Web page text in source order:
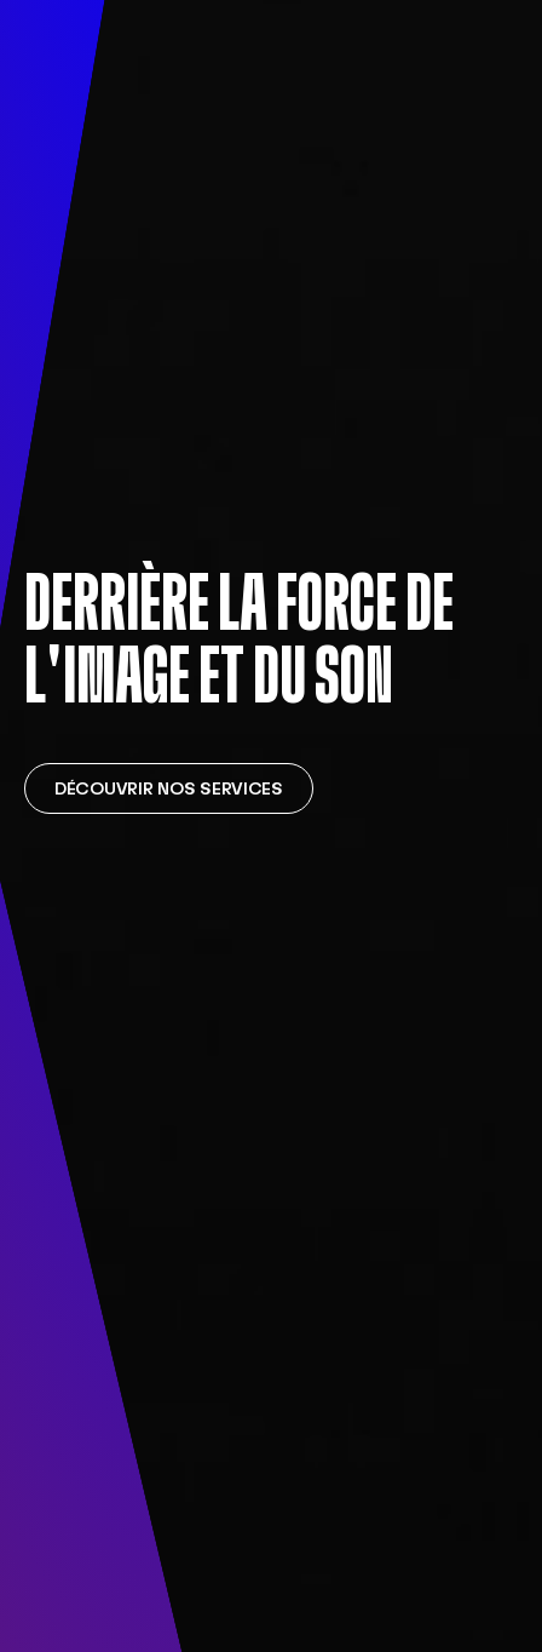
DERRIÈRE LA FORCE DE
L'IMAGE ET DU SON
DÉCOUVRIR NOS SERVICES